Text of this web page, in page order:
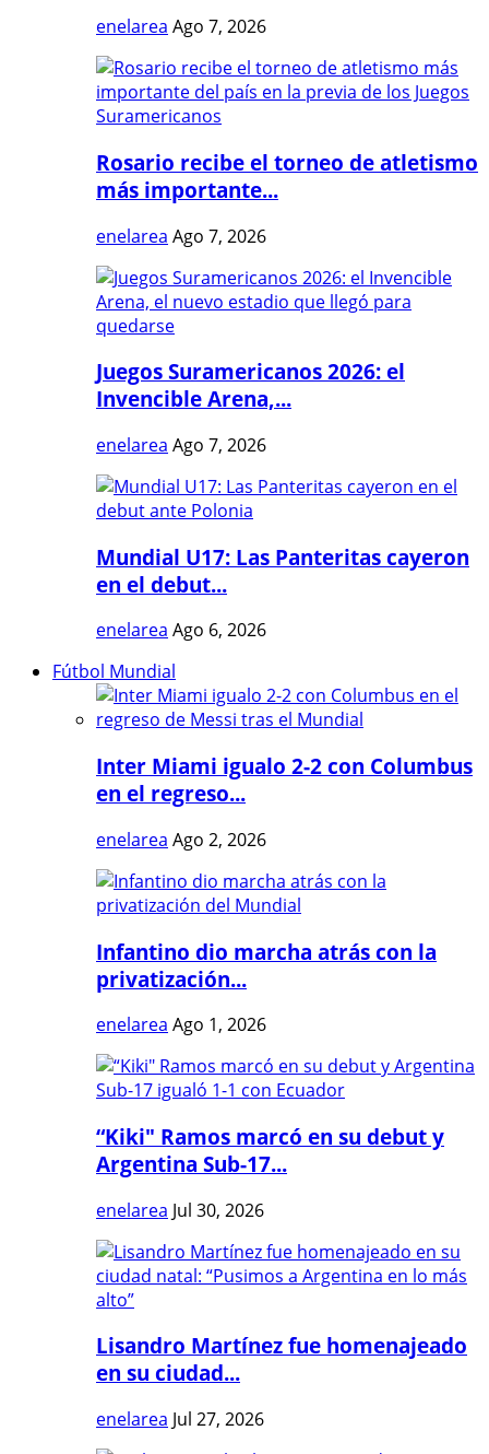
enelarea Ago 7, 2026
Rosario recibe el torneo de atletismo
más importante...
enelarea Ago 7, 2026
Juegos Suramericanos 2026: el
Invencible Arena,...
enelarea Ago 7, 2026
Mundial U17: Las Panteritas cayeron
en el debut...
enelarea Ago 6, 2026
Fútbol Mundial
Inter Miami igualo 2-2 con Columbus
en el regreso...
enelarea Ago 2, 2026
Infantino dio marcha atrás con la
privatización...
enelarea Ago 1, 2026
“Kiki" Ramos marcó en su debut y
Argentina Sub-17...
enelarea Jul 30, 2026
Lisandro Martínez fue homenajeado
en su ciudad...
enelarea Jul 27, 2026